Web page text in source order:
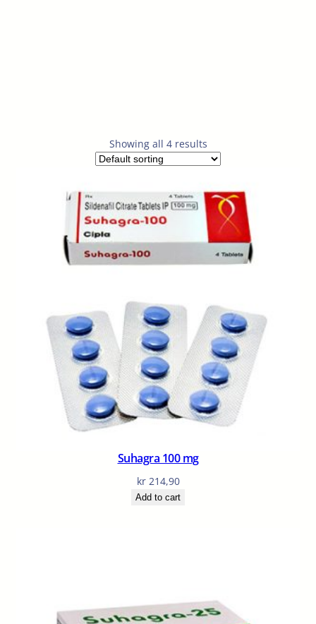
Showing all 4 results
Suhagra 100 mg
kr214,90
Add to cart